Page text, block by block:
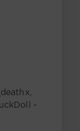
-